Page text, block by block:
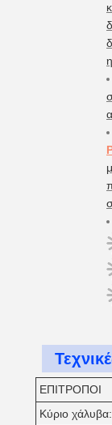
ΕΠΙΤΡΟΠΟΙ
Κύριο χάλυβα: